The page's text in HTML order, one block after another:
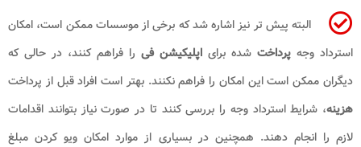
البته پیش تر نیز اشاره شد که برخی از موسسات ممکن است، امکان
استرداد وجه پرداخت شده برای اپلیکیشن فی را فراهم کنند، در حالی که
دیگران ممکن است این امکان را فراهم نکنند. بهتر است افراد قبل از پرداخت
هزینه، شرایط استرداد وجه را بررسی کنند تا در صورت نیاز بتوانند اقدامات
لازم را انجام دهند. همچنین در بسیاری از موارد امکان ویو کردن مبلغ